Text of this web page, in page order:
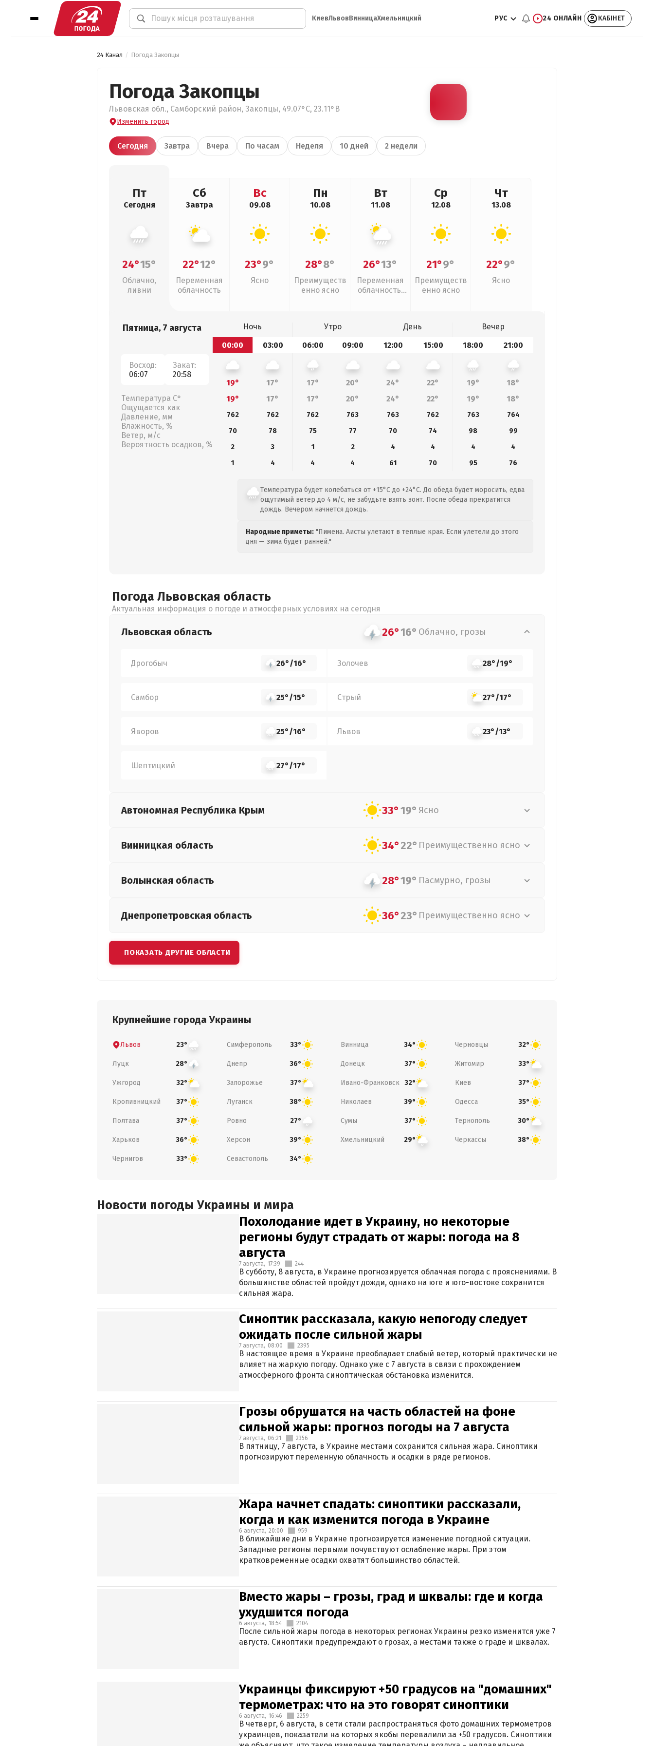
КиевЛьвовВинницаХмельницкий РУС 24 ОНЛАЙН КАБІНЕТ
24 Канал Погода Закопцы
Погода Закопцы
Львовская обл., Самборский район, Закопцы, 49.07°С, 23.11°В
Изменить город
Сегодня Завтра Вчера По часам Неделя 10 дней 2 недели
Пт
Сегодня
24°15°
Облачно,
ливни
Сб
Завтра
22°12°
Переменная
облачность
Вс
09.08
23°9°
Ясно
Пн
10.08
28°8°
Преимуществ
енно ясно
Вт
11.08
26°13°
Переменная
облачность,
Ср
12.08
21°9°
Преимуществ
енно ясно
Чт
13.08
22°9°
Ясно
Пятница, 7 августа
Восход:
06:07
Закат:
20:58
Температура С°
Ощущается как
Давление, мм
Влажность, %
Ветер, м/с
Вероятность осадков, %
Ночь Утро День
Вечер
00:00
03:00 06:00 09:00 12:00 15:00 18:00 21:00
19° 17° 17° 20° 24° 22° 19°
18°
19°
17° 17° 20° 24° 22° 19° 18°
762 762 762 763 763 762 763
764
70
78 75 77 70 74 98
99
2
3 1 2 4 4 4
4
1
4 4 4 61 70 95 76
Температура будет колебаться от +15°C до +24°C. До обеда будет моросить, едва
ощутимый ветер до 4 м/с, не забудьте взять зонт. После обеда прекратится
дождь. Вечером начнется дождь.
Народные приметы: "Пимена. Аисты улетают в теплые края. Если улетели до этого
дня — зима будет ранней."
Погода Львовская область
Актуальная информация о погоде и атмосферных условиях на сегодня
Львовская область 26°16° Облачно, грозы
Дрогобыч 26°/16° Золочев 28°/19°
Самбор 25°/15° Стрый 27°/17°
Яворов 25°/16° Львов 23°/13°
Шептицкий 27°/17°
Автономная Республика Крым 33°19° Ясно
Винницкая область 34°22° Преимущественно ясно
Волынская область 28°19° Пасмурно, грозы
Днепропетровская область 36°23° Преимущественно ясно
ПОКАЗАТЬ ДРУГИЕ ОБЛАСТИ
Крупнейшие города Украины
Львов 23° Симферополь 33° Винница 34° Черновцы 32°
Луцк 28° Днепр 36° Донецк 37° Житомир 33°
Ужгород 32° Запорожье 37° Ивано-Франковск 32° Киев 37°
Кропивницкий 37° Луганск 38° Николаев 39° Одесса 35°
Полтава 37° Ровно 27° Сумы 37° Тернополь 30°
Харьков 36° Херсон 39° Хмельницкий 29° Черкассы 38°
Чернигов 33° Севастополь 34°
Новости погоды Украины и мира
Похолодание идет в Украину, но некоторые
регионы будут страдать от жары: погода на 8
августа
7 августа, 17:39 244
В субботу, 8 августа, в Украине прогнозируется облачная погода с прояснениями. В
большинстве областей пройдут дожди, однако на юге и юго-востоке сохранится
сильная жара.
Синоптик рассказала, какую непогоду следует
ожидать после сильной жары
7 августа, 08:00 2395
В настоящее время в Украине преобладает слабый ветер, который практически не
влияет на жаркую погоду. Однако уже с 7 августа в связи с прохождением
атмосферного фронта синоптическая обстановка изменится.
Грозы обрушатся на часть областей на фоне
сильной жары: прогноз погоды на 7 августа
7 августа, 06:21 2356
В пятницу, 7 августа, в Украине местами сохранится сильная жара. Синоптики
прогнозируют переменную облачность и осадки в ряде регионов.
Жара начнет спадать: синоптики рассказали,
когда и как изменится погода в Украине
6 августа, 20:00 959
В ближайшие дни в Украине прогнозируется изменение погодной ситуации.
Западные регионы первыми почувствуют ослабление жары. При этом
кратковременные осадки охватят большинство областей.
Вместо жары – грозы, град и шквалы: где и когда
ухудшится погода
6 августа, 18:54 2104
После сильной жары погода в некоторых регионах Украины резко изменится уже 7
августа. Синоптики предупреждают о грозах, а местами также о граде и шквалах.
Украинцы фиксируют +50 градусов на "домашних"
термометрах: что на это говорят синоптики
6 августа, 16:46 2259
В четверг, 6 августа, в сети стали распространяться фото домашних термометров
украинцев, показатели на которых якобы перевалили за +50 градусов. Синоптики